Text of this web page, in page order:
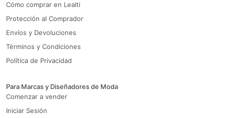
Cómo comprar en Lealti
Protección al Comprador
Envíos y Devoluciones
Términos y Condiciones
Política de Privacidad
Para Marcas y Diseñadores de Moda
Comenzar a vender
Iniciar Sesión